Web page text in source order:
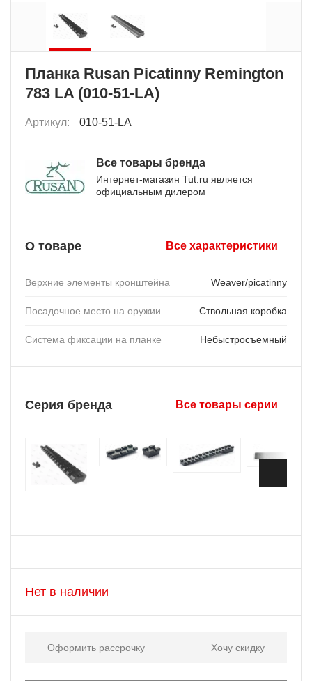
Планка Rusan Picatinny Remington
783 LA (010-51-LA)
Артикул: 010-51-LA
Все товары бренда
Интернет-магазин Tut.ru является
официальным дилером
О товаре Все характеристики
Верхние элементы кронштейна Weaver/picatinny
Посадочное место на оружии Ствольная коробка
Система фиксации на планке Небыстросъемный
Серия бренда Все товары серии
Нет в наличии
Оформить рассрочку Хочу скидку